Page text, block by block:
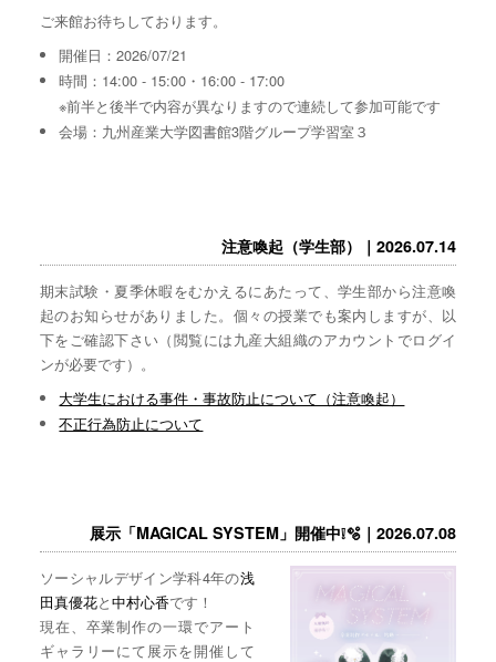
ご来館お待ちしております。
開催日：2026/07/21
時間：14:00 - 15:00・16:00 - 17:00
※前半と後半で内容が異なりますので連続して参加可能です
会場：九州産業大学図書館3階グループ学習室３
注意喚起（学生部）｜2026.07.14
期末試験・夏季休暇をむかえるにあたって、学生部から注意喚
起のお知らせがありました。個々の授業でも案内しますが、以
下をご確認下さい（閲覧には九産大組織のアカウントでログイ
ンが必要です）。
大学生における事件・事故防止について（注意喚起）
不正行為防止について
展示「MAGICAL SYSTEM」開催中❕🫧｜2026.07.08
ソーシャルデザイン学科4年の浅
田真優花と中村心香です！
現在、卒業制作の一環でアート
ギャラリーにて展示を開催して